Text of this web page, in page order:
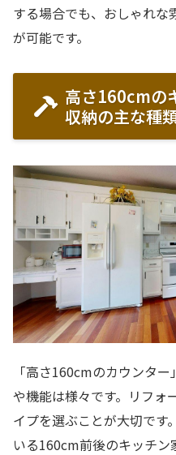
する場合でも、おしゃれな
が可能です。
高さ160cmの
収納の主な種
「高さ160cmのカウンタ
や機能は様々です。リフォ
イプを選ぶことが大切です
いる160cm前後のキッチ